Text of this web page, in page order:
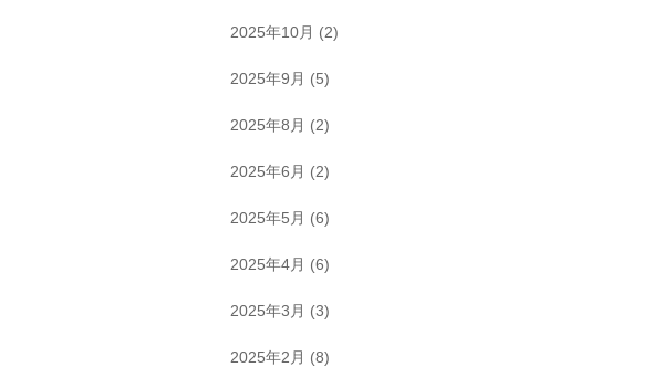
2025年10月 (2)
2025年9月 (5)
2025年8月 (2)
2025年6月 (2)
2025年5月 (6)
2025年4月 (6)
2025年3月 (3)
2025年2月 (8)